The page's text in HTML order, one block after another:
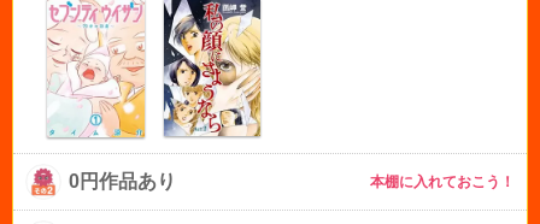
0円作品あり 本棚に入れておこう！